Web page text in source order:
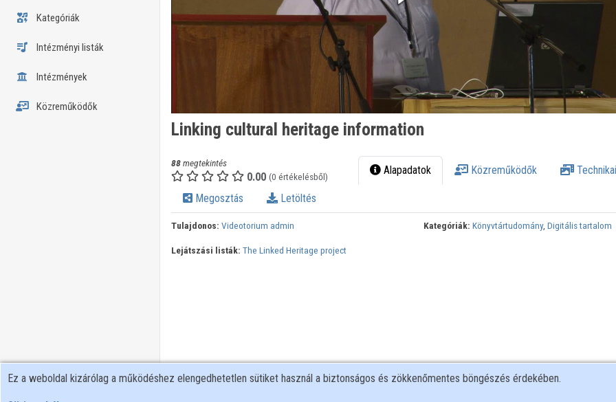
Kategóriák
Intézményi listák
Intézmények
Közreműködők
Linking cultural heritage information
88megtekintés
0.00 (0 értékelésből) Alapadatok Közreműködők
Megosztás Letöltés
Tulajdonos: Videotorium admin Kategóriák: Könyvtártudomány,Digitális tartalom
Lejátszási listák: The Linked Heritage project
Ez a weboldal kizárólag a működéshez elengedhetetlen sütiket használ a biztonságos és zökkenőmentes böngészés érdekében.